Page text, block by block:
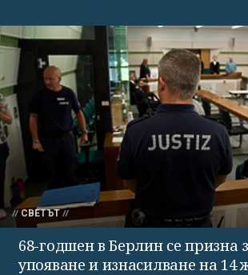
СВЕТЪТ
68-годшен в Берлин се призна
упояване и изнасилване на 14